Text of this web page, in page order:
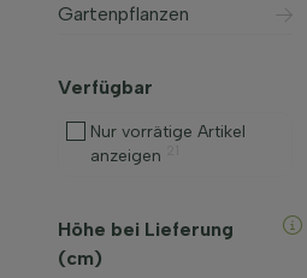
Gartenpflanzen
Verfügbar
Nur vorrätige Artikel
anzeigen
Höhe bei Lieferung
(cm)